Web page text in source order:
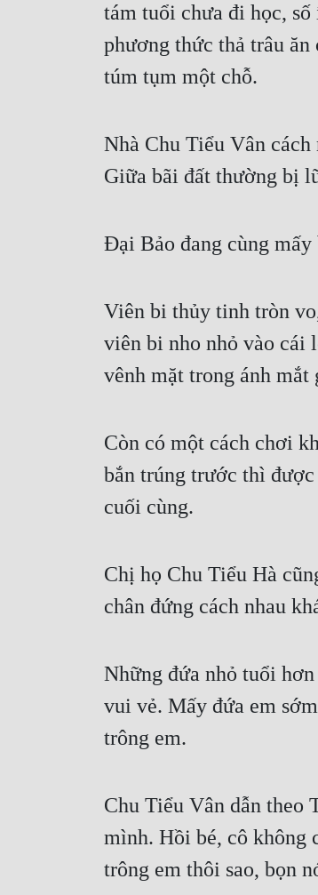
tám tuổi chưa đi học,
phương thức thả trâu ăn
túm tụm một chỗ.
Nhà Chu Tiểu Vân
Giữa bãi đất thường bị
Đại Bảo đang cùng
Viên bi thủy tinh tròn
viên bi nho nhỏ vào cái
vênh mặt trong ánh
Còn có một cách chơi
bắn trúng trước thì
cuối cùng.
Chị họ Chu Tiểu Hà
chân đứng cách nhau
Những đứa nhỏ tuổi
vui vẻ. Mấy đứa em
trông em.
Chu Tiểu Vân dẫn theo
mình. Hồi bé, cô không
trông em thôi sao, bọn